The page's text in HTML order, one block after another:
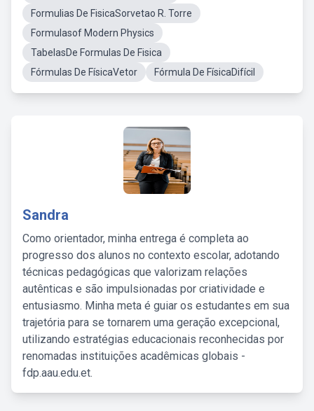
Formulias De FisicaSorvetao R. Torre
Formulasof Modern Physics
TabelasDe Formulas De Fisica
Fórmulas De FísicaVetor
Fórmula De FísicaDifícil
Sandra
Como orientador, minha entrega é completa ao
progresso dos alunos no contexto escolar, adotando
técnicas pedagógicas que valorizam relações
autênticas e são impulsionadas por criatividade e
entusiasmo. Minha meta é guiar os estudantes em sua
trajetória para se tornarem uma geração excepcional,
utilizando estratégias educacionais reconhecidas por
renomadas instituições acadêmicas globais -
fdp.aau.edu.et.